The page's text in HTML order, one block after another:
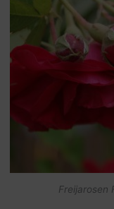
Freijarosen